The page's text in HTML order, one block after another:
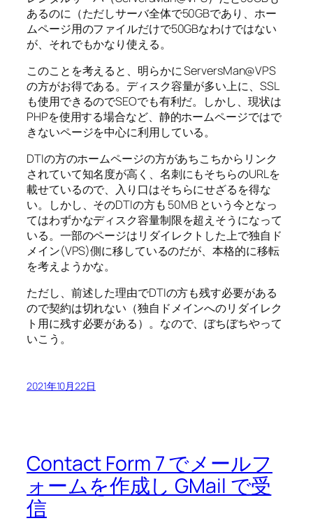
あるのに（ただしサーバ全体で50GBであり、ホー
ムページ用のファイルだけで50GBなわけではない
が、それでもかなり使える。
このことを考えると、明らかに ServersMan@VPS
の方がお得である。ディスク容量が多い上に、SSL
も使用できるのでSEOでも有利だ。しかし、現状は
PHPを使用する場合など、静的ホームページではで
きないページを中心に利用している。
DTIの方のホームページの方があちこちからリンク
されていて知名度が高く、名刺にもそちらのURLを
載せているので、入り口はそちらにせざるを得な
い。しかし、そのDTIの方も 50MB という今となっ
てはわずかなディスク容量制限を超えそうになって
いる。一部のページはリダイレクトした上で独自ド
メイン(VPS)側に移しているのだが、本格的に移転
を考えようかな。
ただし、前述した理由でDTIの方も残す必要がある
ので契約は切れない（独自ドメインへのリダイレク
ト用に残す必要がある）。なので、ぼちぼちやって
いこう。
2021年10月22日
Contact Form 7 でメールフ
ォームを作成し GMail で受
信